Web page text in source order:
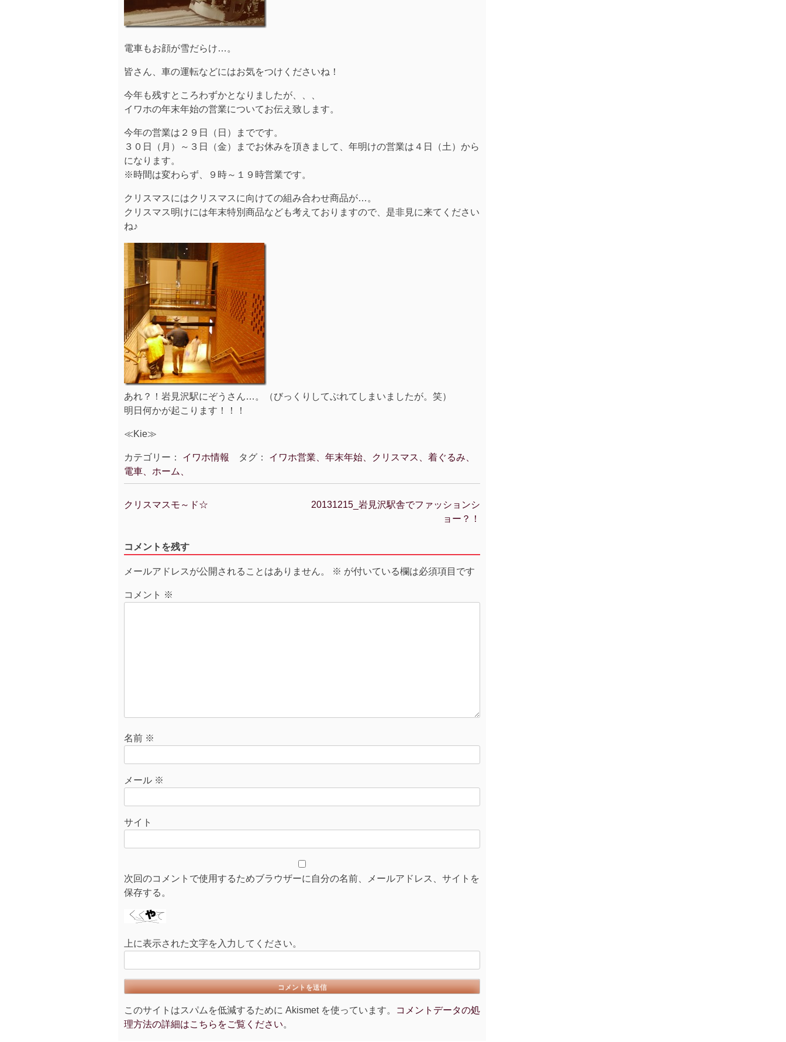
電車もお顔が雪だらけ…。
皆さん、車の運転などにはお気をつけくださいね！
今年も残すところわずかとなりましたが、、、
イワホの年末年始の営業についてお伝え致します。
今年の営業は２９日（日）までです。
３０日（月）～３日（金）までお休みを頂きまして、年明けの営業は４日（土）から
になります。
※時間は変わらず、９時～１９時営業です。
クリスマスにはクリスマスに向けての組み合わせ商品が…。
クリスマス明けには年末特別商品なども考えておりますので、是非見に来てください
ね♪
あれ？！岩見沢駅にぞうさん…。（びっくりしてぶれてしまいましたが。笑）
明日何かが起こります！！！
≪Kie≫
カテゴリー： イワホ情報 タグ： イワホ営業、年末年始、クリスマス、着ぐるみ、
電車、ホーム、
投
ビ
ー
シ
ョ
クリスマスモ～ド☆
20131215_岩見沢駅舎でファッションシ
ョー？！
コメントを残す
メールアドレスが公開されることはありません。 ※ が付いている欄は必須項目です
コメント ※
名前 ※
メール ※
サイト
次回のコメントで使用するためブラウザーに自分の名前、メールアドレス、サイトを
保存する。
上に表示された文字を入力してください。
このサイトはスパムを低減するために Akismet を使っています。
コメントデータの処
理方法の詳細はこちらをご覧ください。